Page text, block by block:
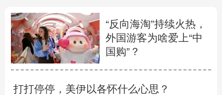
“反向海淘”持续火热，
外国游客为啥爱上“中
国购”？
打打停停，美伊以各怀什么心思？